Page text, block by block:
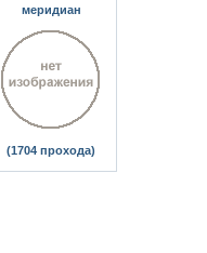
меридиан
(1704 прохода)